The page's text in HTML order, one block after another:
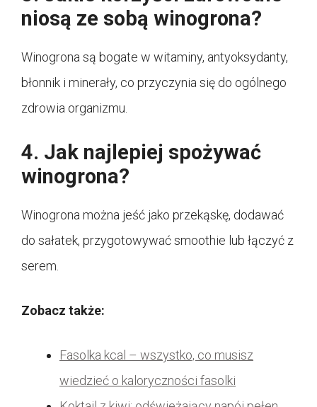
niosą ze sobą winogrona?
Winogrona są bogate w witaminy, antyoksydanty,
błonnik i minerały, co przyczynia się do ogólnego
zdrowia organizmu.
4. Jak najlepiej spożywać
winogrona?
Winogrona można jeść jako przekąskę, dodawać
do sałatek, przygotowywać smoothie lub łączyć z
serem.
Zobacz także:
Fasolka kcal – wszystko, co musisz
wiedzieć o kaloryczności fasolki